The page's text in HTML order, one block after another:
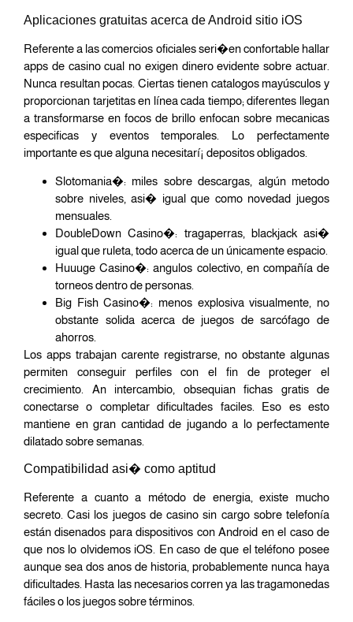
Aplicaciones gratuitas acerca de Android sitio iOS
Referente a las comercios oficiales seri�en confortable hallar
apps de casino cual no exigen dinero evidente sobre actuar.
Nunca resultan pocas. Ciertas tienen catalogos mayúsculos y
proporcionan tarjetitas en línea cada tiempo; diferentes llegan
a transformarse en focos de brillo enfocan sobre mecanicas
especificas y eventos temporales. Lo perfectamente
importante es que alguna necesitarí¡ depositos obligados.
Slotomania�: miles sobre descargas, algún metodo
sobre niveles, asi� igual que como novedad juegos
mensuales.
DoubleDown Casino�: tragaperras, blackjack asi�
igual que ruleta, todo acerca de un únicamente espacio.
Huuuge Casino�: angulos colectivo, en compañía de
torneos dentro de personas.
Big Fish Casino�: menos explosiva visualmente, no
obstante solida acerca de juegos de sarcófago de
ahorros.
Los apps trabajan carente registrarse, no obstante algunas
permiten conseguir perfiles con el fin de proteger el
crecimiento. An intercambio, obsequian fichas gratis de
conectarse o completar dificultades faciles. Eso es esto
mantiene en gran cantidad de jugando a lo perfectamente
dilatado sobre semanas.
Compatibilidad asi� como aptitud
Referente a cuanto a método de energia, existe mucho
secreto. Casi los juegos de casino sin cargo sobre telefonía
están disenados para dispositivos con Android en el caso de
que nos lo olvidemos iOS. En caso de que el teléfono posee
aunque sea dos anos de historia, probablemente nunca haya
dificultades. Hasta las necesarios corren ya las tragamonedas
fáciles o los juegos sobre términos.